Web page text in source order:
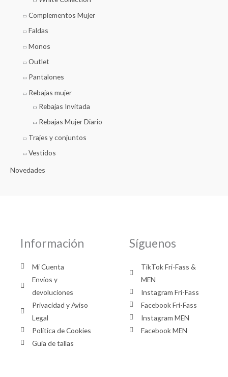
Complementos Mujer
Faldas
Monos
Outlet
Pantalones
Rebajas mujer
Rebajas Invitada
Rebajas Mujer Diario
Trajes y conjuntos
Vestidos
Novedades
Información
Mi Cuenta
Envíos y
devoluciones
Privacidad y Aviso
Legal
Política de Cookies
Guía de tallas
Síguenos
TikTok Fri-Fass &
MEN
Instagram Fri-Fass
Facebook Fri-Fass
Instagram MEN
Facebook MEN